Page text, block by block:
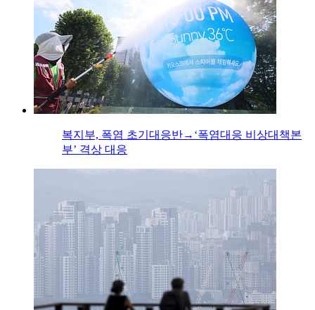
복지부, 폭염 초기대응반→‘폭염대응 비상대책본
부’ 격상 대응